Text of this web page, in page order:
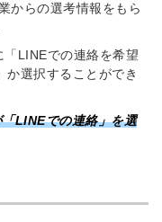
からの選考情報をもら
LINEでの連絡を希望
か選択することができ
LINEでの連絡」を選